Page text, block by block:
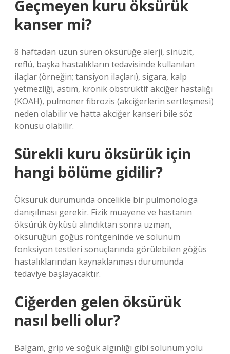
Geçmeyen kuru öksürük
kanser mi?
8 haftadan uzun süren öksürüğe alerji, sinüzit,
reflü, başka hastalıkların tedavisinde kullanılan
ilaçlar (örneğin; tansiyon ilaçları), sigara, kalp
yetmezliği, astım, kronik obstrüktif akciğer hastalığı
(KOAH), pulmoner fibrozis (akciğerlerin sertleşmesi)
neden olabilir ve hatta akciğer kanseri bile söz
konusu olabilir.
Sürekli kuru öksürük için
hangi bölüme gidilir?
Öksürük durumunda öncelikle bir pulmonologa
danışılması gerekir. Fizik muayene ve hastanın
öksürük öyküsü alındıktan sonra uzman,
öksürüğün göğüs röntgeninde ve solunum
fonksiyon testleri sonuçlarında görülebilen göğüs
hastalıklarından kaynaklanması durumunda
tedaviye başlayacaktır.
Ciğerden gelen öksürük
nasıl belli olur?
Balgam, grip ve soğuk algınlığı gibi solunum yolu